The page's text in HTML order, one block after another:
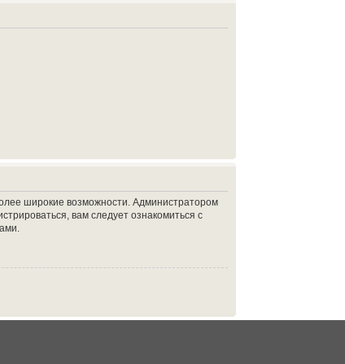
широкие возможности. Администратором
вам следует ознакомиться с